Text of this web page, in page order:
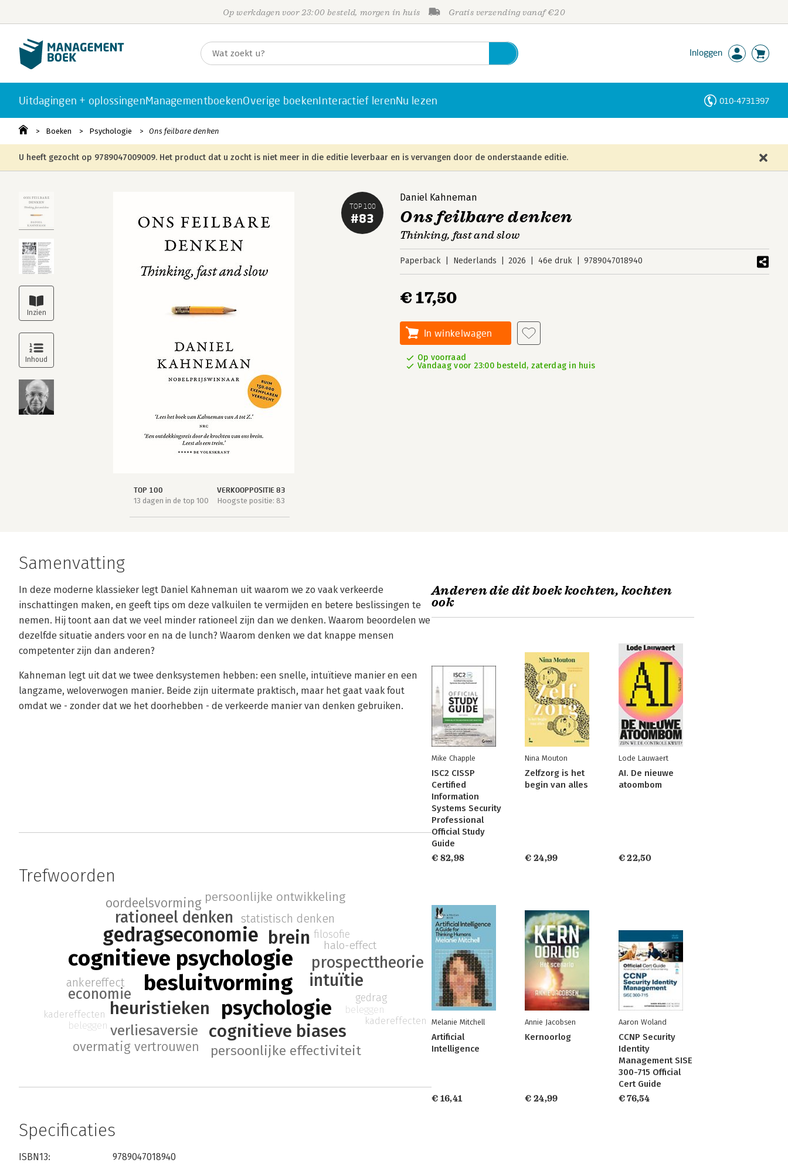
Op werkdagen voor 23:00 besteld, morgen in huis Gratis verzending vanaf €20
Inloggen
Uitdagingen + oplossingenManagementboekenOverige boekenInteractief lerenNu lezen 010-4731397
Boeken Psychologie Ons feilbare denken
U heeft gezocht op 9789047009009. Het product dat u zocht is niet meer in die editie leverbaar en is vervangen door de onderstaande editie.
TOP 100
#83
TOP 100
13 dagen in de top 100
VERKOOPPOSITIE 83
Hoogste positie: 83
Daniel Kahneman
Ons feilbare denken
Thinking, fast and slow
Paperback Nederlands 2026 46e druk 9789047018940
€ 17,50
In winkelwagen
Op voorraad
Vandaag voor 23:00 besteld, zaterdag in huis
Samenvatting
In deze moderne klassieker legt Daniel Kahneman uit waarom we zo vaak verkeerde
inschattingen maken, en geeft tips om deze valkuilen te vermijden en betere beslissingen te
nemen. Hij toont aan dat we veel minder rationeel zijn dan we denken. Waarom beoordelen we
dezelfde situatie anders voor en na de lunch? Waarom denken we dat knappe mensen
competenter zijn dan anderen?
Kahneman legt uit dat we twee denksystemen hebben: een snelle, intuïtieve manier en een
langzame, weloverwogen manier. Beide zijn uitermate praktisch, maar het gaat vaak fout
omdat we - zonder dat we het doorhebben - de verkeerde manier van denken gebruiken.
Trefwoorden
besluitvorming
cognitieve psychologie
psychologie
heuristieken
gedragseconomie
cognitieve biases
brein
rationeel denken
intuïtie
verliesaversie
economie
prospecttheorie
persoonlijke effectiviteit
overmatig vertrouwen
oordeelsvorming persoonlijke ontwikkeling
statistisch denken
ankereffect
filosofie
halo-effect
gedrag
beleggen
kadereffecten
beleggen
kadereffecten
Specificaties
ISBN13:
9789047018940
Anderen die dit boek kochten, kochten
ook
Mike Chapple
ISC2 CISSP
Certified
Information
Systems Security
Professional
Official Study
Guide
€ 82,98
Nina Mouton
Zelfzorg is het
begin van alles
€ 24,99
Lode Lauwaert
AI. De nieuwe
atoombom
€ 22,50
Melanie Mitchell
Artificial
Intelligence
€ 16,41
Annie Jacobsen
Kernoorlog
€ 24,99
Aaron Woland
CCNP Security
Identity
Management SISE
300-715 Official
Cert Guide
€ 76,54
Personen
Trefwoorden